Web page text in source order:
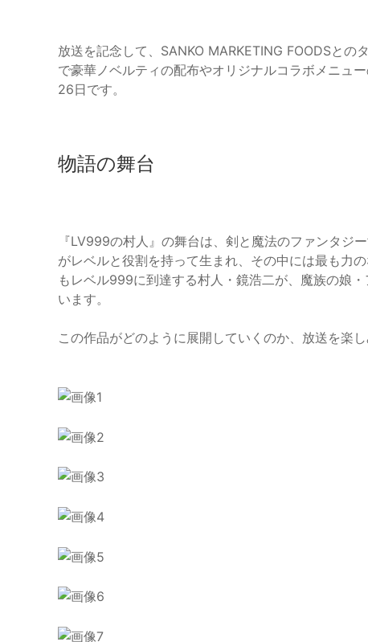
放送を記念して、SANKO MARKETING FOODSと
で豪華ノベルティの配布やオリジナルコラボメニュ
26日です。
物語の舞台
『LV999の村人』の舞台は、剣と魔法のファンタジ
がレベルと役割を持って生まれ、その中には最も力
もレベル999に到達する村人・鏡浩二が、魔族の娘
います。
この作品がどのように展開していくのか、放送を楽